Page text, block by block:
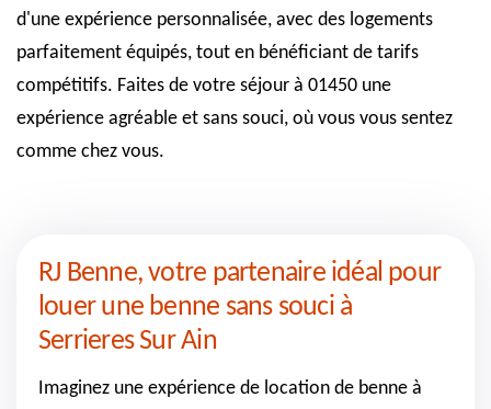
d'une expérience personnalisée, avec des logements
parfaitement équipés, tout en bénéficiant de tarifs
compétitifs. Faites de votre séjour à 01450 une
expérience agréable et sans souci, où vous vous sentez
comme chez vous.
RJ Benne, votre partenaire idéal pour
louer une benne sans souci à
Serrieres Sur Ain
Imaginez une expérience de location de benne à